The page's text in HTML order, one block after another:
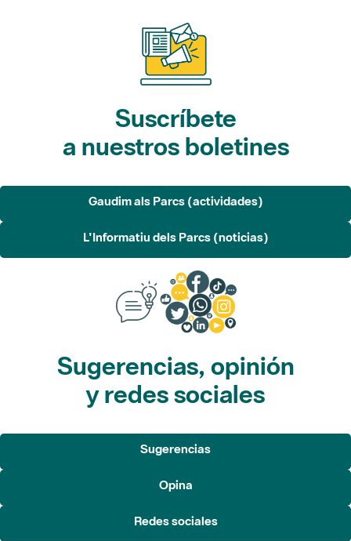
Suscríbete
a nuestros boletines
Gaudim als Parcs (actividades)
L'Informatiu dels Parcs (noticias)
Sugerencias, opinión
y redes sociales
Sugerencias
Opina
Redes sociales